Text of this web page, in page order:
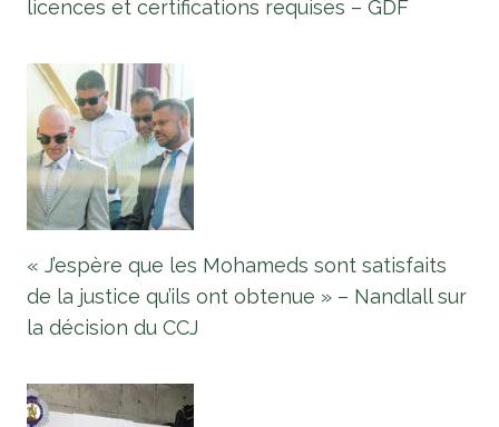
licences et certifications requises – GDF
« J’espère que les Mohameds sont satisfaits
de la justice qu’ils ont obtenue » – Nandlall sur
la décision du CCJ